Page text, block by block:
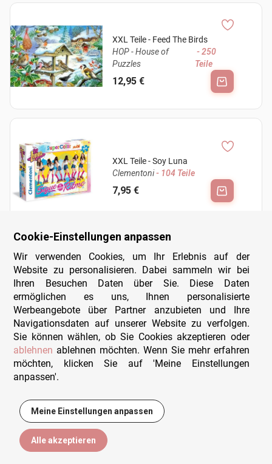
Filtern
XXL Teile - Feed The Birds
HOP - House of
Puzzles
- 250
Teile
12,95 €
XXL Teile - Soy Luna
Clementoni- 104 Teile
7,95 €
3D Puzzle - Globe in Spanisch
Ravensburger - 180 Teile
24,85 €
- 144 Teile
24,95 €
Cookie-Einstellungen anpassen
Wir verwenden Cookies, um Ihr Erlebnis auf der
Website zu personalisieren. Dabei sammeln wir bei
Ihren Besuchen Daten über Sie. Diese Daten
ermöglichen es uns, Ihnen personalisierte
Werbeangebote über Partner anzubieten und Ihre
Navigationsdaten auf unserer Website zu verfolgen.
Sie können wählen, ob Sie Cookies akzeptieren oder
ablehnen ablehnen möchten. Wenn Sie mehr erfahren
möchten, klicken Sie auf 'Meine Einstellungen
anpassen'.
Meine Einstellungen anpassen
Alle akzeptieren